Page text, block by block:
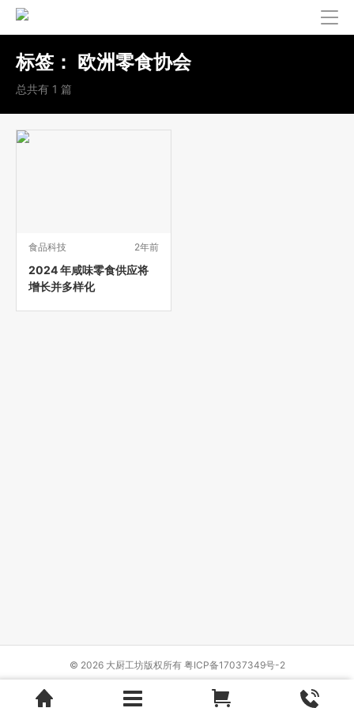
标签： 欧洲零食协会
总共有 1 篇
食品科技 2年前
2024 年咸味零食供应将
增长并多样化
© 2026 大厨工坊版权所有 粤ICP备17037349号-2